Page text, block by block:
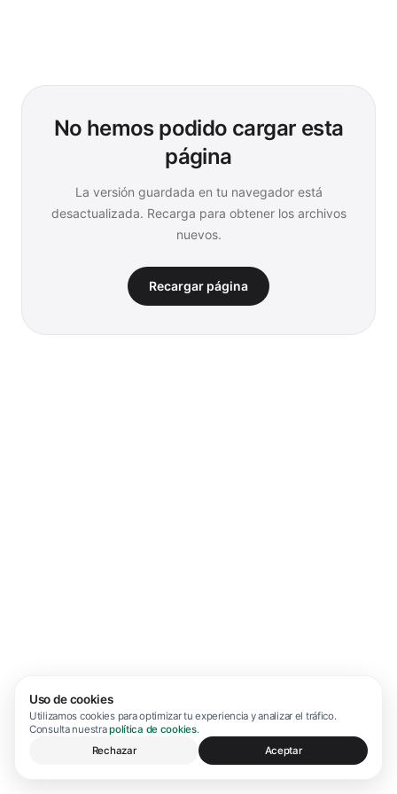
Uso de cookies
Utilizamos cookies para optimizar tu experiencia y analizar el tráfico.
Consulta nuestrapolítica de cookies.
Rechazar
Aceptar
No hemos podido cargar esta
página
La versión guardada en tu navegador está
desactualizada. Recarga para obtener los archivos
nuevos.
Recargar página